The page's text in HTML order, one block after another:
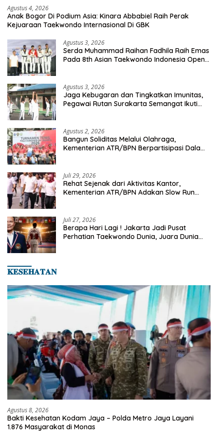
Agustus 4, 2026
Anak Bogor Di Podium Asia: Kinara Abbabiel Raih Perak
Kejuaraan Taekwondo Internasional Di GBK
Agustus 3, 2026
Serda Muhammad Raihan Fadhila Raih Emas
Pada 8th Asian Taekwondo Indonesia Open
Agustus 3, 2026
Jaga Kebugaran dan Tingkatkan Imunitas,
Pegawai Rutan Surakarta Semangat Ikuti
Agustus 2, 2026
Bangun Soliditas Melalui Olahraga,
Kementerian ATR/BPN Berpartisipasi Dalam
Juli 29, 2026
Rehat Sejenak dari Aktivitas Kantor,
Kementerian ATR/BPN Adakan Slow Run
Juli 27, 2026
Berapa Hari Lagi ! Jakarta Jadi Pusat
Perhatian Taekwondo Dunia, Juara Dunia
𝐊𝐄𝐒𝐄𝐇𝐀𝐓𝐀𝐍
Agustus 8, 2026
Bakti Kesehatan Kodam Jaya – Polda Metro Jaya Layani
1.876 Masyarakat di Monas